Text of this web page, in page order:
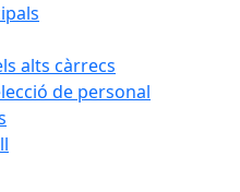
alts càrrecs
de personal